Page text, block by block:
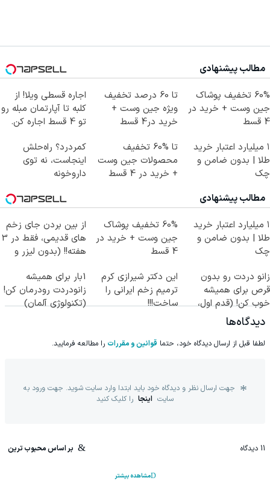
مطالب پیشنهادی
60% تخفیف پوشاک
جین وست + خرید در
4 قسط
تا 60 درصد تخفیف
ویژه جین وست +
خرید در4 قسط
اجاره‌ قسطی ویلا! از
کلبه تا آپارتمان مبله رو
تو 4 قسط اجاره کن.
۱ میلیارد اعتبار خرید
طلا | بدون ضامن و
چک
تا %60 تخفیف
محصولات جین وست
+ خرید در 4 قسط
کمردرد؟ راه‌حلش
اینجاست، نه توی
داروخونه
مطالب پیشنهادی
۱ میلیارد اعتبار خرید
طلا | بدون ضامن و
چک
60% تخفیف پوشاک
جین وست + خرید در
4 قسط
از بین بردن جای زخم
های قدیمی، فقط در 3
هفته!! (بدون لیزر و
زانو دردت رو بدون
قرص برای همیشه
خوب کن! (قدم اول،
پرسش‌نامه)
این دکتر شیرازی کرم
ترمیم زخم ایرانی را
ساخت!!!
1بار برای همیشه
زانودردت رودرمان کن!
(تکنولوژی آلمان)
دیدگاه‌ها
لطفا قبل از ارسال دیدگاه خود، حتما قوانین و مقررات را مطالعه فرمایید.
جهت ارسال نظر و دیدگاه خود باید ابتدا وارد سایت شوید. جهت ورود به
سایت اینجا را کلیک کنید
11 دیدگاه بر اساس محبوب ترین
مشاهده بیشتر